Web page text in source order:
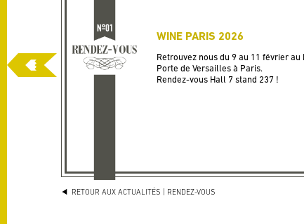
WINE PARIS 2026
Retrouvez nous du 9 au 11 février au
Porte de Versailles à Paris.
Rendez-vous Hall 7 stand 237 !
RETOUR AUX ACTUALITÉS | RENDEZ-VOUS